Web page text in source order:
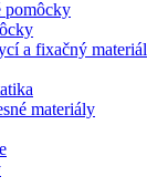
pomôcky
a fixačný materiál
materiály